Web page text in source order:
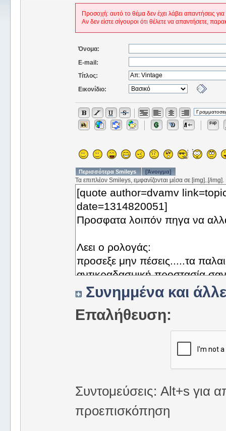
Προσοχή: αυτό το θέμα δεν έχει λάβει απαντήσεις
Αν δεν είστε σίγουροι ότι θέλετε να απαντήσετε,
Όνομα:
E-mail:
Τίτλος:
Εικονίδιο:
Περισσότερα Smileys [Άνοιγμα]
Τα επιπλέον Smileys, εμφανίζονται μέσα σε [img]..[/img].
Συνημμένα και
Επαλήθευση:
Συντομεύσεις: Alt+s για
προεπισκόπηση